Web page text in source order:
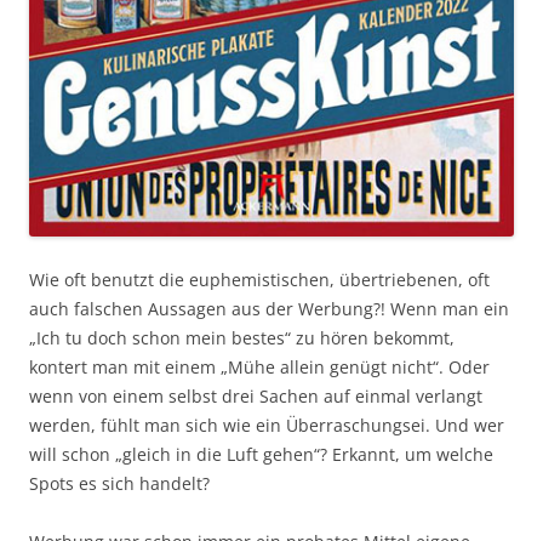
Wie oft benutzt die euphemistischen, übertriebenen, oft
auch falschen Aussagen aus der Werbung?! Wenn man ein
„Ich tu doch schon mein bestes“ zu hören bekommt,
kontert man mit einem „Mühe allein genügt nicht“. Oder
wenn von einem selbst drei Sachen auf einmal verlangt
werden, fühlt man sich wie ein Überraschungsei. Und wer
will schon „gleich in die Luft gehen“? Erkannt, um welche
Spots es sich handelt?